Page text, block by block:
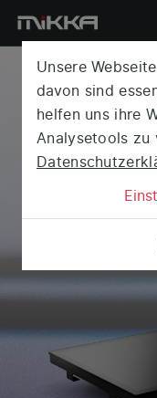
Ein stilvoller
lässt? Ihre
Unsere
davon sind
helfen uns ihre
Analysetools zu